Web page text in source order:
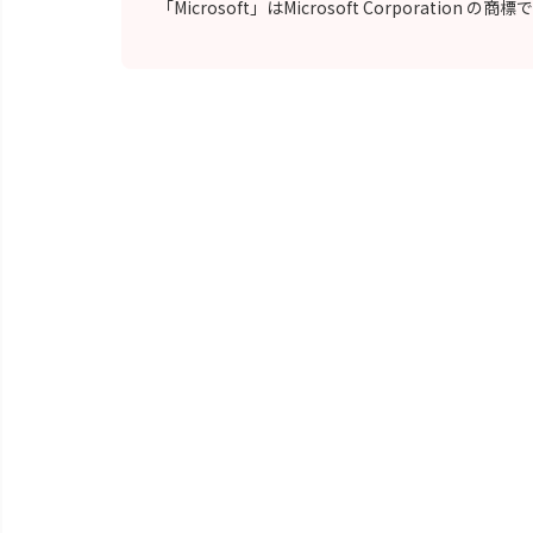
「Microsoft」はMicrosoft Corporation の商標